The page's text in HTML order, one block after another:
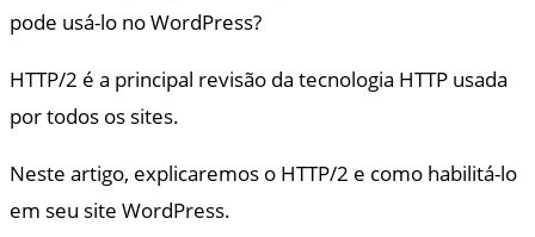
pode usá-lo no WordPress?
HTTP/2 é a principal revisão da tecnologia HTTP usada
por todos os sites.
Neste artigo, explicaremos o HTTP/2 e como habilitá-lo
em seu site WordPress.